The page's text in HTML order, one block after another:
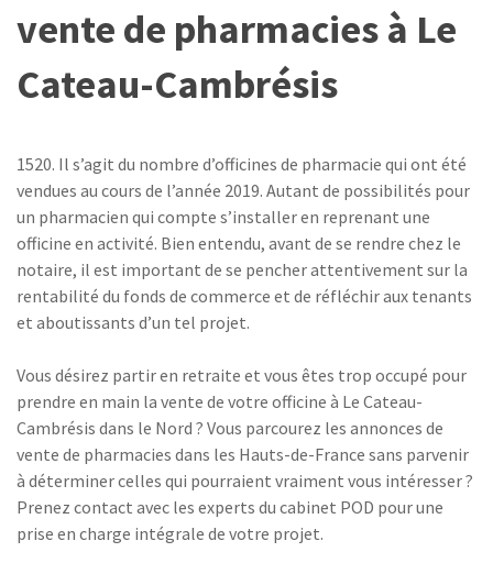
vente de pharmacies à Le
Cateau-Cambrésis
1520. Il s’agit du nombre d’officines de pharmacie qui ont été
vendues au cours de l’année 2019. Autant de possibilités pour
un pharmacien qui compte s’installer en reprenant une
officine en activité. Bien entendu, avant de se rendre chez le
notaire, il est important de se pencher attentivement sur la
rentabilité du fonds de commerce et de réfléchir aux tenants
et aboutissants d’un tel projet.
Vous désirez partir en retraite et vous êtes trop occupé pour
prendre en main la vente de votre officine à Le Cateau-
Cambrésis dans le Nord ? Vous parcourez les annonces de
vente de pharmacies dans les Hauts-de-France sans parvenir
à déterminer celles qui pourraient vraiment vous intéresser ?
Prenez contact avec les experts du cabinet POD pour une
prise en charge intégrale de votre projet.